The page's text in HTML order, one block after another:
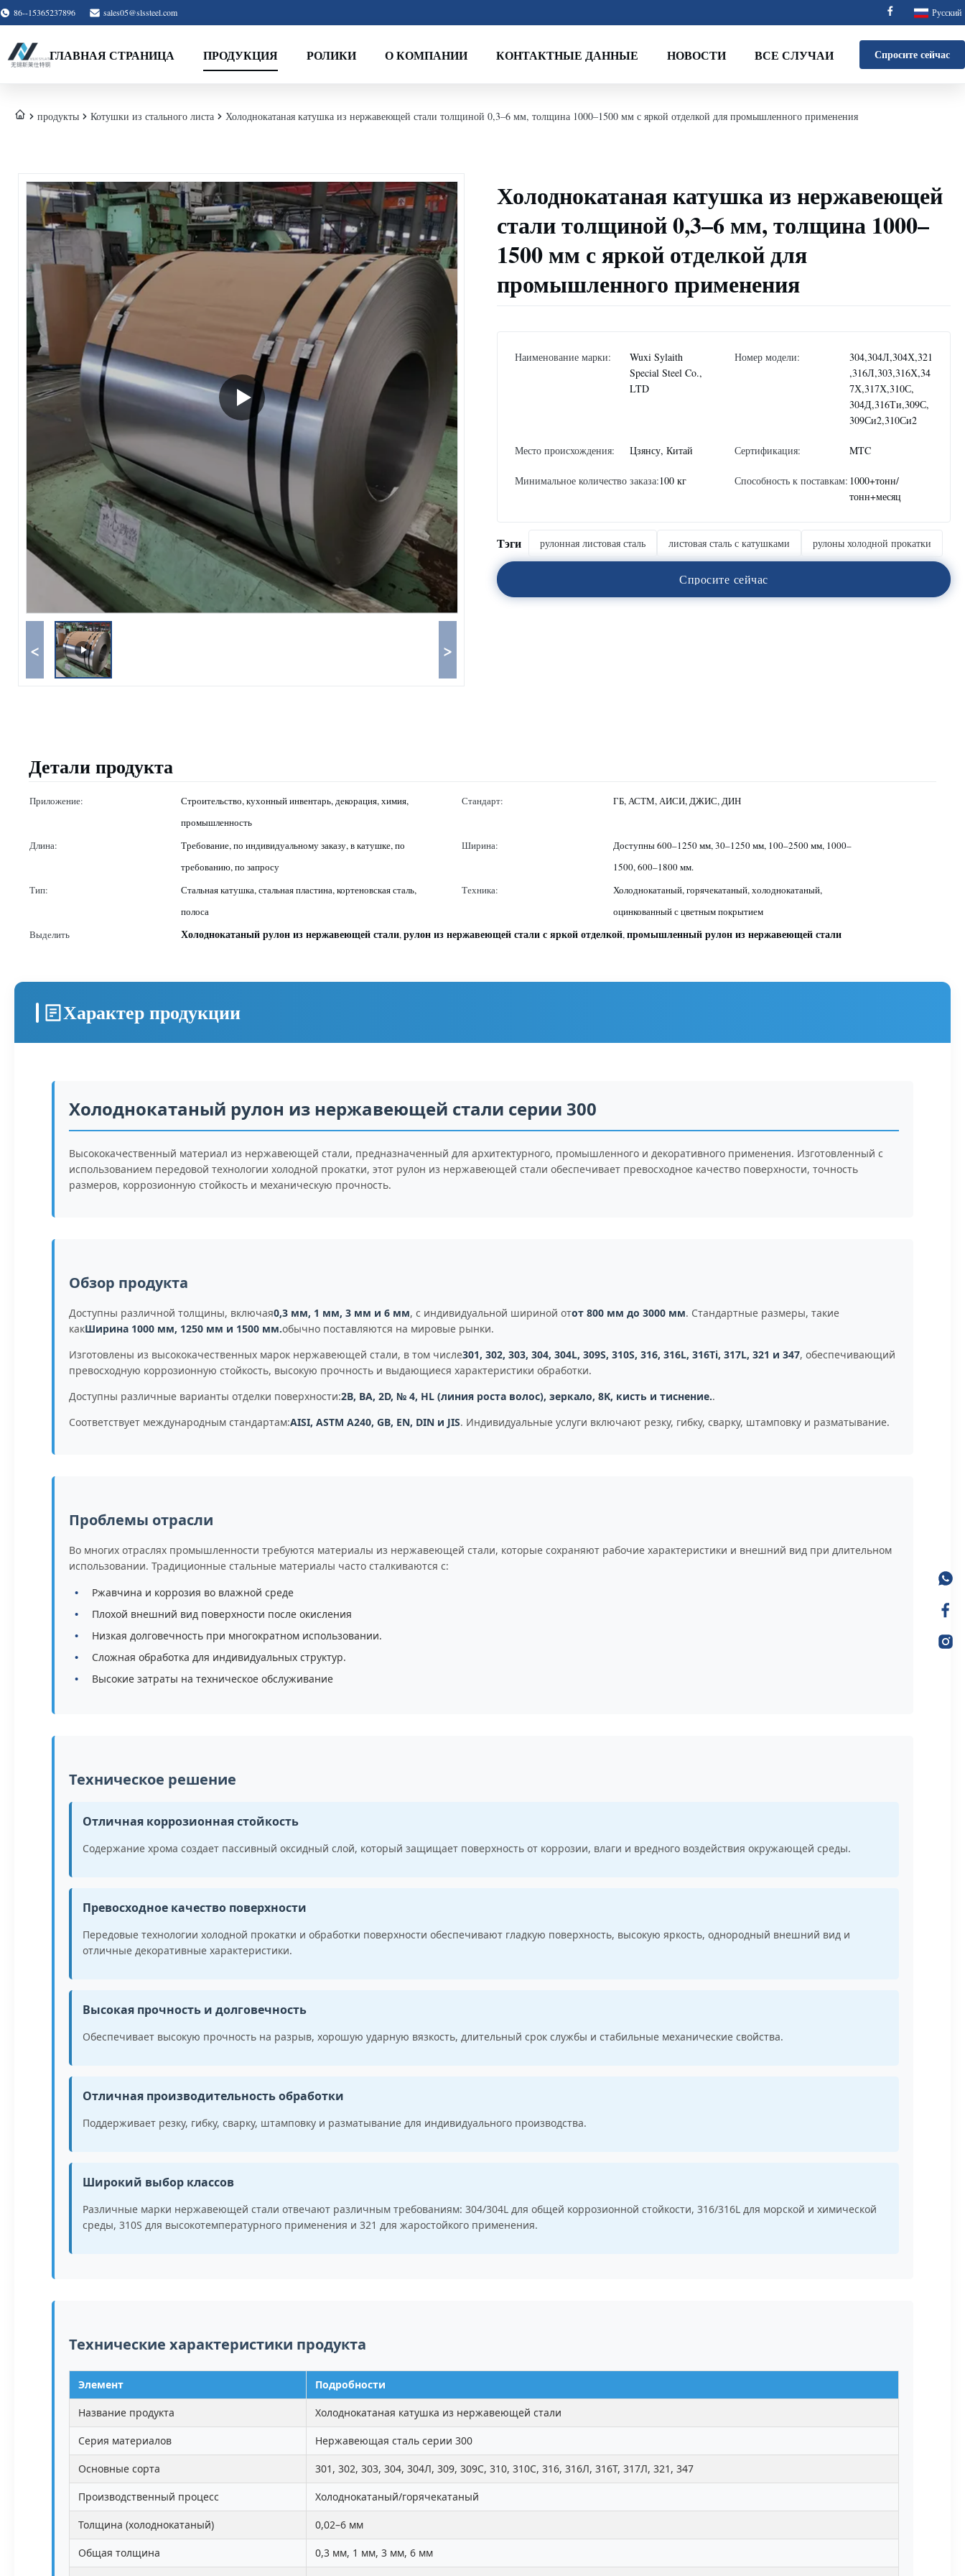
86--15365237896 sales05@slssteel.com Русский
ГЛАВНАЯ СТРАНИЦА ПРОДУКЦИЯ РОЛИКИ О КОМПАНИИ КОНТАКТНЫЕ ДАННЫЕ НОВОСТИ ВСЕ СЛУЧАИ Спросите сейчас
продукты Котушки из стального листа Холоднокатаная катушка из нержавеющей стали толщиной 0,3–6 мм, толщина 1000–1500 мм с яркой отделкой для промышленного применения
< >
Холоднокатаная катушка из нержавеющей
стали толщиной 0,3–6 мм, толщина 1000–
1500 мм с яркой отделкой для
промышленного применения
Наименование марки:
Wuxi Sylaith
Special Steel Co.,
LTD
Номер модели:
304,304Л,304Х,321
,316Л,303,316Х,34
7Х,317Х,310С,
304Д,316Ти,309С,
309Си2,310Си2
Место происхождения: Цзянсу, Китай Сертификация: MTC
Минимальное количество заказа:100 кг Способность к поставкам: 1000+тонн/
тонн+месяц
Тэги рулонная листовая сталь листовая сталь с катушками рулоны холодной прокатки
Спросите сейчас
Детали продукта
Приложение:
Строительство, кухонный инвентарь, декорация, химия,
промышленность
Стандарт: ГБ, АСТМ, АИСИ, ДЖИС, ДИН
Длина:
Требование, по индивидуальному заказу, в катушке, по
требованию, по запросу
Ширина:
Доступны 600–1250 мм, 30–1250 мм, 100–2500 мм, 1000–
1500, 600–1800 мм.
Тип:
Стальная катушка, стальная пластина, кортеновская сталь,
полоса
Техника:
Холоднокатаный, горячекатаный, холоднокатаный,
оцинкованный с цветным покрытием
Выделить
Холоднокатаный рулон из нержавеющей стали,рулон из нержавеющей стали с яркой отделкой,промышленный рулон из нержавеющей стали
Характер продукции
Холоднокатаный рулон из нержавеющей стали серии 300
Высококачественный материал из нержавеющей стали, предназначенный для архитектурного, промышленного и декоративного применения. Изготовленный с
использованием передовой технологии холодной прокатки, этот рулон из нержавеющей стали обеспечивает превосходное качество поверхности, точность
размеров, коррозионную стойкость и механическую прочность.
Обзор продукта
Доступны различной толщины, включая0,3 мм, 1 мм, 3 мм и 6 мм, с индивидуальной шириной отот 800 мм до 3000 мм. Стандартные размеры, такие
какШирина 1000 мм, 1250 мм и 1500 мм.обычно поставляются на мировые рынки.
Изготовлены из высококачественных марок нержавеющей стали, в том числе301, 302, 303, 304, 304L, 309S, 310S, 316, 316L, 316Ti, 317L, 321 и 347, обеспечивающий
превосходную коррозионную стойкость, высокую прочность и выдающиеся характеристики обработки.
Доступны различные варианты отделки поверхности:2B, BA, 2D, № 4, HL (линия роста волос), зеркало, 8K, кисть и тиснение..
Соответствует международным стандартам:AISI, ASTM A240, GB, EN, DIN и JIS. Индивидуальные услуги включают резку, гибку, сварку, штамповку и разматывание.
Проблемы отрасли
Во многих отраслях промышленности требуются материалы из нержавеющей стали, которые сохраняют рабочие характеристики и внешний вид при длительном
использовании. Традиционные стальные материалы часто сталкиваются с:
Ржавчина и коррозия во влажной среде
Плохой внешний вид поверхности после окисления
Низкая долговечность при многократном использовании.
Сложная обработка для индивидуальных структур.
Высокие затраты на техническое обслуживание
Техническое решение
Отличная коррозионная стойкость
Содержание хрома создает пассивный оксидный слой, который защищает поверхность от коррозии, влаги и вредного воздействия окружающей среды.
Превосходное качество поверхности
Передовые технологии холодной прокатки и обработки поверхности обеспечивают гладкую поверхность, высокую яркость, однородный внешний вид и
отличные декоративные характеристики.
Высокая прочность и долговечность
Обеспечивает высокую прочность на разрыв, хорошую ударную вязкость, длительный срок службы и стабильные механические свойства.
Отличная производительность обработки
Поддерживает резку, гибку, сварку, штамповку и разматывание для индивидуального производства.
Широкий выбор классов
Различные марки нержавеющей стали отвечают различным требованиям: 304/304L для общей коррозионной стойкости, 316/316L для морской и химической
среды, 310S для высокотемпературного применения и 321 для жаростойкого применения.
Технические характеристики продукта
Элемент Подробности
Название продукта Холоднокатаная катушка из нержавеющей стали
Серия материалов Нержавеющая сталь серии 300
Основные сорта 301, 302, 303, 304, 304Л, 309, 309С, 310, 310С, 316, 316Л, 316Т, 317Л, 321, 347
Производственный процесс Холоднокатаный/горячекатаный
Толщина (холоднокатаный) 0,02–6 мм
Общая толщина 0,3 мм, 1 мм, 3 мм, 6 мм